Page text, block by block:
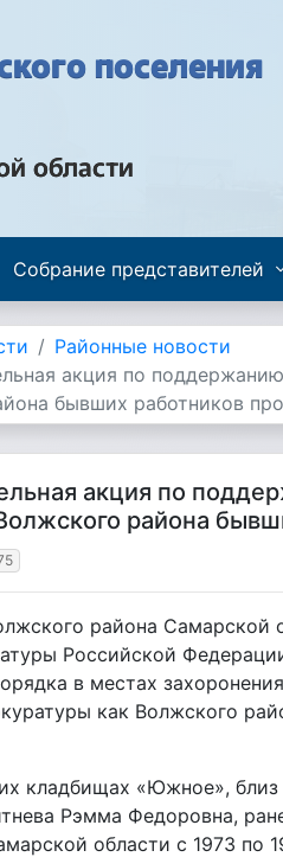
поселения
области
Собрание представителей
Районные новости
акция по
бывших работников
акция по
района
района Самарской
Российской
в местах
как Волжского
кладбищах «Южное»,
Рэмма Федоровна,
области с 1973 по